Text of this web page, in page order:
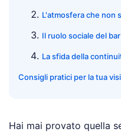
L'atmosfera che non
Il ruolo sociale del
La sfida della
Consigli pratici per la tua
Hai mai provato quella